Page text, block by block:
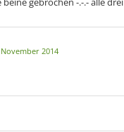
November 2014